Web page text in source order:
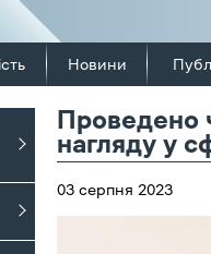
Новини
Проведено
нагляду у
03 серпня 2023